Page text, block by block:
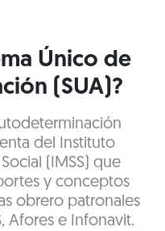
Único de
(SUA)?
del Instituto
(IMSS) que
y conceptos
obrero patronales
Afores e Infonavit.